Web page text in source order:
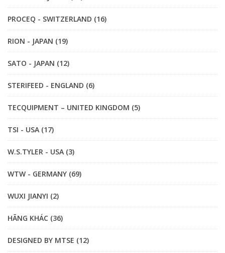
PROCEQ - SWITZERLAND (16)
RION - JAPAN (19)
SATO - JAPAN (12)
STERIFEED - ENGLAND (6)
TECQUIPMENT – UNITED KINGDOM (5)
TSI - USA (17)
W.S.TYLER - USA (3)
WTW - GERMANY (69)
WUXI JIANYI (2)
HÃNG KHÁC (36)
DESIGNED BY MTSE (12)